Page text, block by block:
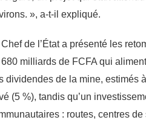
», a-t-il expliqué.
Chef de l’État a présenté les
milliards de FCFA qui
dividendes de la mine, estimés
(5 %), tandis qu’un
: routes, centres